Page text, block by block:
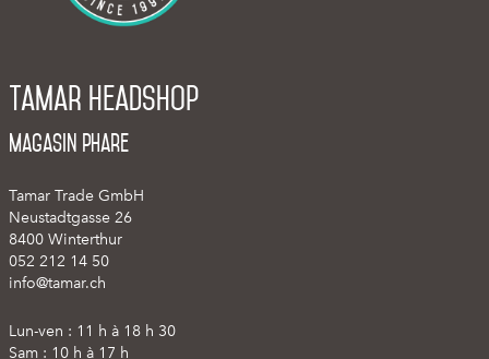
Tamar Headshop
Magasin phare
Tamar Trade GmbH
Neustadtgasse 26
8400 Winterthur
052 212 14 50
info@tamar.ch
Lun-ven : 11 h à 18 h 30
Sam : 10 h à 17 h